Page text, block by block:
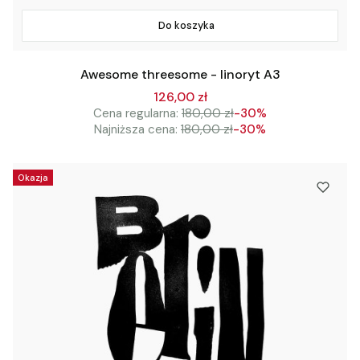
Do koszyka
Awesome threesome - linoryt A3
126,00 zł
Cena regularna: 180,00 zł-30%
Najniższa cena: 180,00 zł-30%
Okazja